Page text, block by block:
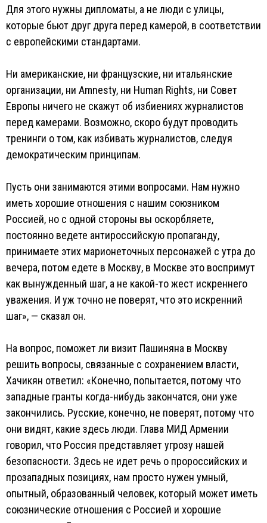
Для этого нужны дипломаты, а не люди с улицы,
которые бьют друг друга перед камерой, в соответствии
с европейскими стандартами.
Ни американские, ни французские, ни итальянские
организации, ни Amnesty, ни Human Rights, ни Совет
Европы ничего не скажут об избиениях журналистов
перед камерами. Возможно, скоро будут проводить
тренинги о том, как избивать журналистов, следуя
демократическим принципам.
Пусть они занимаются этими вопросами. Нам нужно
иметь хорошие отношения с нашим союзником
Россией, но с одной стороны вы оскорбляете,
постоянно ведете антироссийскую пропаганду,
принимаете этих марионеточных персонажей с утра до
вечера, потом едете в Москву, в Москве это воспримут
как вынужденный шаг, а не какой-то жест искреннего
уважения. И уж точно не поверят, что это искренний
шаг», — сказал он.
На вопрос, поможет ли визит Пашиняна в Москву
решить вопросы, связанные с сохранением власти,
Хачикян ответил: «Конечно, попытается, потому что
западные гранты когда-нибудь закончатся, они уже
закончились. Русские, конечно, не поверят, потому что
они видят, какие здесь люди. Глава МИД Армении
говорил, что Россия представляет угрозу нашей
безопасности. Здесь не идет речь о пророссийских и
прозападных позициях, нам просто нужен умный,
опытный, образованный человек, который может иметь
союзнические отношения с Россией и хорошие